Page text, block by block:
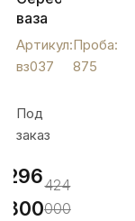
ваза
для
фруктов
с
узором,
вз037
Артикул:
вз037
Проба:
875
Под
заказ
296
800
424
000